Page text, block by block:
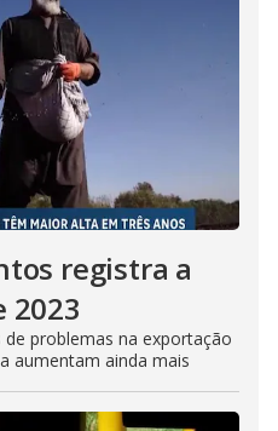
registra a
2023
problemas na exportação
aumentam ainda mais